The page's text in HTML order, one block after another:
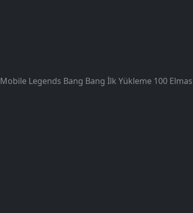
Mobile Legends Bang Bang İlk Yükleme 100 Elmas